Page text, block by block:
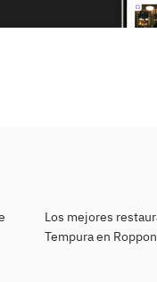
Los mejores
Tempura en